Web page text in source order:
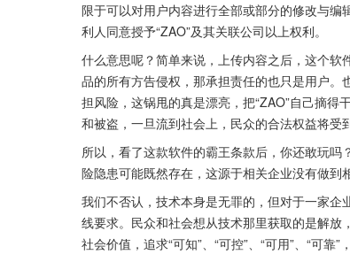
限于可以对用户内容进行全部或部分的修改与
利人同意授予“ZAO”及其关联公司以上权利。
什么意思呢？简单来说，上传内容之后，这个
品的所有方告侵权，那承担责任的也只是用户。
担风险，这锅甩的真是漂亮，把“ZAO”自己摘得
和被盗，一旦流到社会上，民众的合法权益将受
所以，看了这款软件的霸王条款后，你还敢玩
险隐患可能既然存在，这源于相关企业没有做到
我们不否认，技术本身是无罪的，但对于一家
线要求。民众和社会想从技术那里获取的是解
社会价值，追求“可知”、“可控”、“可用”、“可